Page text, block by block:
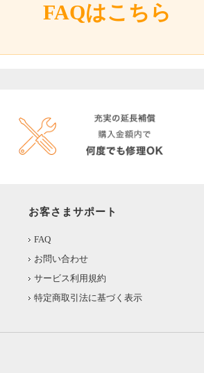
FAQはこちら
お客さまサポート
FAQ
お問い合わせ
サービス利用規約
特定商取引法に基づく表示